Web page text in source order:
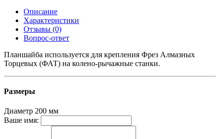
Описание
Характеристики
Отзывы (0)
Вопрос-ответ
Планшайба используется для крепления Фрез Алмазных
Торцевых (ФАТ) на колено-рычажные станки.
Размеры
Диаметр 200 мм
Ваше имя: